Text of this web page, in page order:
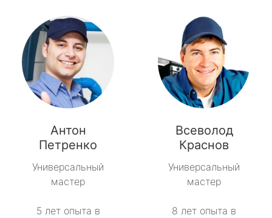
Антон
Петренко
Универсальный
мастер
5 лет опыта в
Всеволод
Краснов
Универсальный
мастер
8 лет опыта в